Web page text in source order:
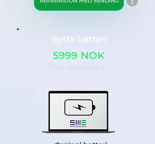
Bytte batteri
5999 NOK
Mva. ekskludert